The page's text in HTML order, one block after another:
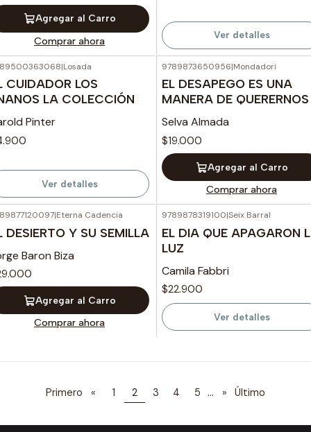
Agregar al Carro
Comprar ahora Ver detalles
Agotado |Losada
CUIDADOR LOS
LA COLECCIÓN
Pinter
Ver detalles
9789873650956|Mondadori
EL DESAPEGO ES UNA
MANERA DE QUERERNOS
Selva Almada
$19.000
Agregar al Carro
Comprar ahora
|Eterna Cadencia
DESIERTO Y SU SEMILLA
Baron Biza
Agregar al Carro
Comprar ahora
Agotado
9789878319100|Seix Barral
EL DIA QUE APAGARON
LUZ
Camila Fabbri
$22.900
Ver detalles
Primero « 1 2 3 4 5 ... » Último